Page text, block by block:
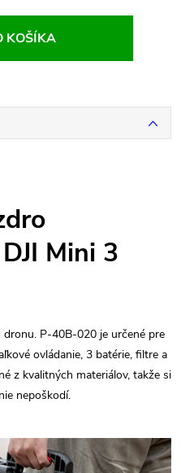
KOŠÍKA
Mini 3
P-40B-020 je určené pre
ovládanie, 3 batérie, filtre a
z kvalitných materiálov, takže si
nepoškodí.